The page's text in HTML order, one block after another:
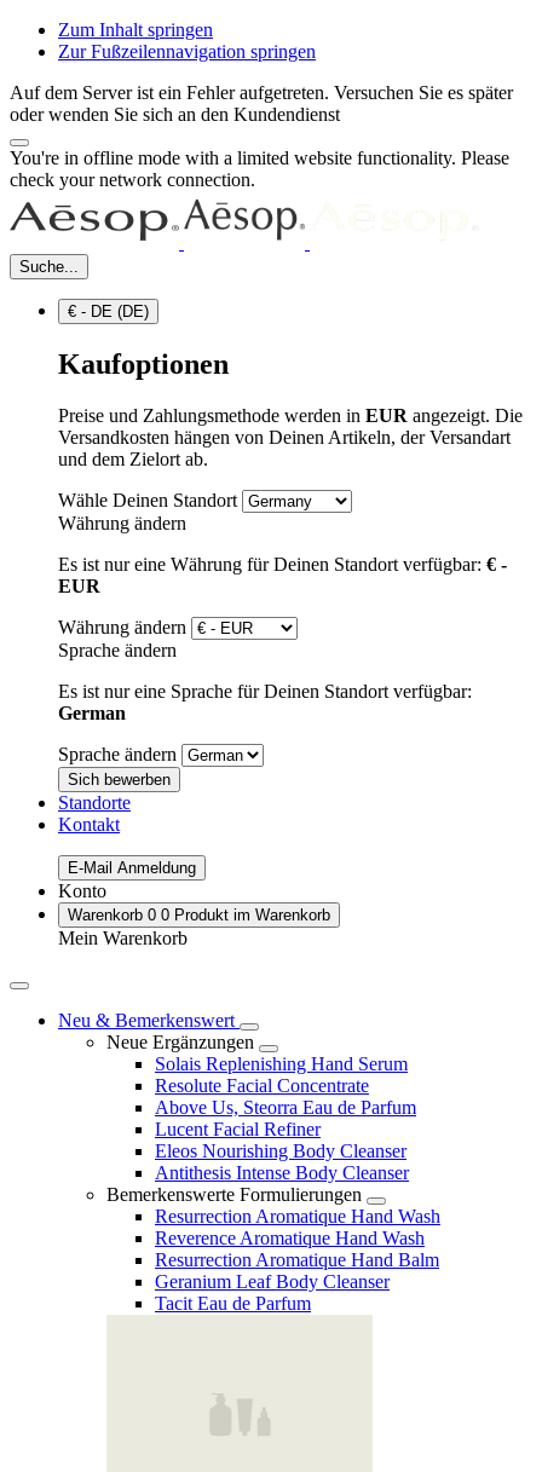
Zum Inhalt springen
Zur Fußzeilennavigation springen
Auf dem Server ist ein Fehler aufgetreten. Versuchen Sie es später
oder wenden Sie sich an den Kundendienst
You're in offline mode with a limited website functionality. Please
check your network connection.
Suche...
€ - DE (DE)
Kaufoptionen
Preise und Zahlungsmethode werden in EUR angezeigt. Die
Versandkosten hängen von Deinen Artikeln, der Versandart
und dem Zielort ab.
Wähle Deinen Standort
Währung ändern
Es ist nur eine Währung für Deinen Standort verfügbar: € -
EUR
Währung ändern
Sprache ändern
Es ist nur eine Sprache für Deinen Standort verfügbar:
German
Sprache ändern
Sich bewerben
Standorte
Kontakt
E-Mail Anmeldung
Konto
Warenkorb 0 0 Produkt im Warenkorb
Mein Warenkorb
Neu & Bemerkenswert
Neue Ergänzungen
Solais Replenishing Hand Serum
Resolute Facial Concentrate
Above Us, Steorra Eau de Parfum
Lucent Facial Refiner
Eleos Nourishing Body Cleanser
Antithesis Intense Body Cleanser
Bemerkenswerte Formulierungen
Resurrection Aromatique Hand Wash
Reverence Aromatique Hand Wash
Resurrection Aromatique Hand Balm
Geranium Leaf Body Cleanser
Tacit Eau de Parfum